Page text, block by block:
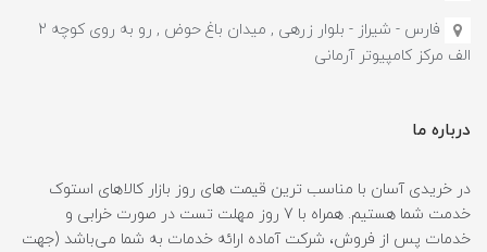
فارس - شیراز - بلوار زرهی , میدان باغ حوض , رو به روی کوچه 2
الف مرکز کامپیوتر آرمانی
درباره ما
در خریدی آسان با مناسب ترین قیمت های روز بازار کالاهای استوک
خدمت شما هستیم. همراه با 7 روز مهلت تست در صورت خرابی و
خدمات پس از فروش، شرکت آماده ارائه خدمات به شما می‌باشد (جهت